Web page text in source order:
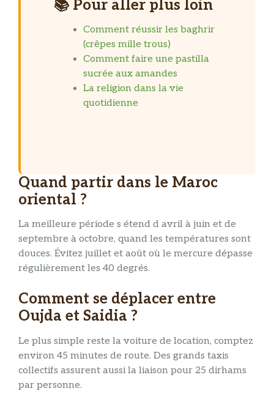
📚 Pour aller plus loin
Comment réussir les baghrir
(crêpes mille trous)
Comment faire une pastilla
sucrée aux amandes
La religion dans la vie
quotidienne
Quand partir dans le Maroc
oriental ?
La meilleure période s étend d avril à juin et de
septembre à octobre, quand les températures sont
douces. Évitez juillet et août où le mercure dépasse
régulièrement les 40 degrés.
Comment se déplacer entre
Oujda et Saidia ?
Le plus simple reste la voiture de location, comptez
environ 45 minutes de route. Des grands taxis
collectifs assurent aussi la liaison pour 25 dirhams
par personne.